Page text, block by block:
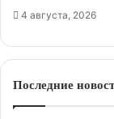
4 августа, 2026
Последние